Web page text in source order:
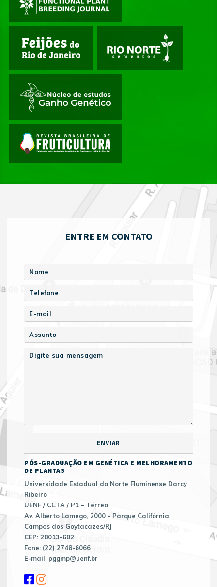
ENTRE EM CONTATO
PÓS-GRADUAÇÃO EM GENÉTICA E MELHORAMENTO
DE PLANTAS
Universidade Estadual do Norte Fluminense Darcy
Ribeiro
UENF / CCTA / P1 – Térreo
Av. Alberto Lamego, 2000 - Parque Califórnia
Campos dos Goytacazes/RJ
CEP: 28013-602
Fone: (22) 2748-6066
E-mail: pggmp@uenf.br